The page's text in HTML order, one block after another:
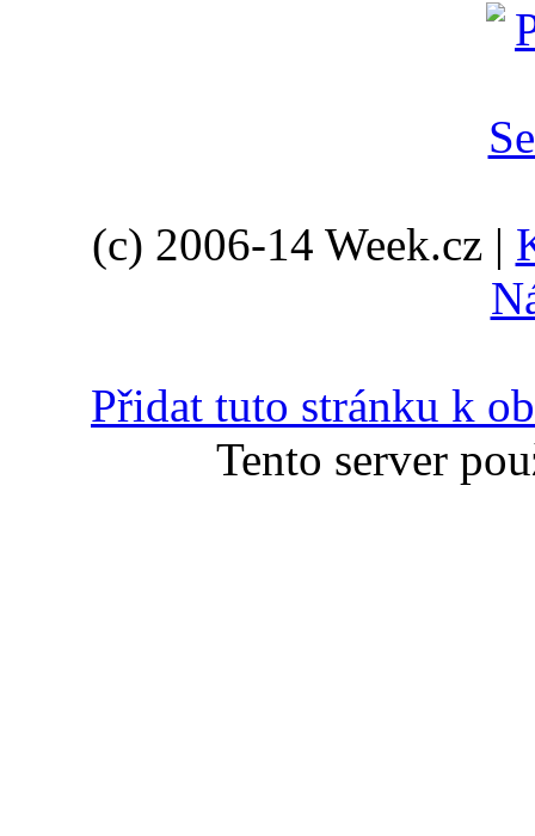
(c) 2006-14 Week.cz |
Přidat tuto stránku k
Tento server